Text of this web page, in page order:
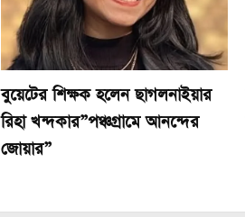
বুয়েটের শিক্ষক হলেন ছাগলনাইয়ার
রিহা খন্দকার”পঞ্চগ্রামে আনন্দের
জোয়ার”